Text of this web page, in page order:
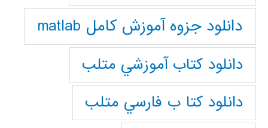
دانلود جزوه آموزش کامل matlab
دانلود كتاب آموزشي متلب
دانلود كتا ب فارسي متلب